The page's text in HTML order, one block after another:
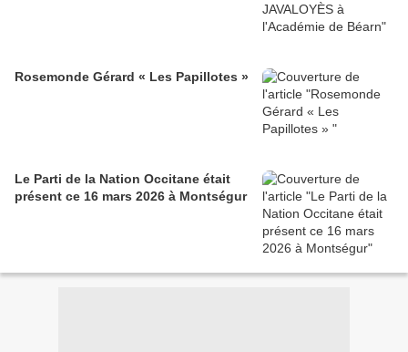
Rosemonde Gérard « Les Papillotes »
Le Parti de la Nation Occitane était
présent ce 16 mars 2026 à Montségur